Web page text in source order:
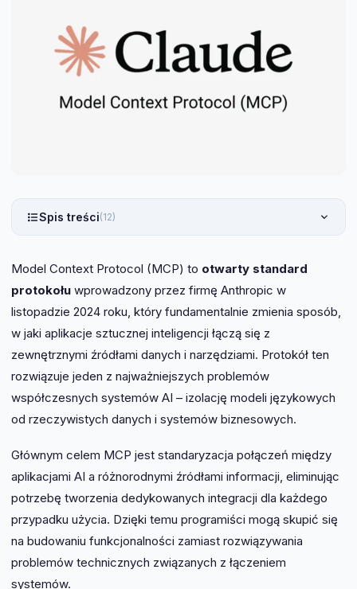
Spis treści(12)
Model Context Protocol (MCP) to otwarty standard
protokołu wprowadzony przez firmę Anthropic w
listopadzie 2024 roku, który fundamentalnie zmienia sposób,
w jaki aplikacje sztucznej inteligencji łączą się z
zewnętrznymi źródłami danych i narzędziami. Protokół ten
rozwiązuje jeden z najważniejszych problemów
współczesnych systemów AI – izolację modeli językowych
od rzeczywistych danych i systemów biznesowych.
Głównym celem MCP jest standaryzacja połączeń między
aplikacjami AI a różnorodnymi źródłami informacji, eliminując
potrzebę tworzenia dedykowanych integracji dla każdego
przypadku użycia. Dzięki temu programiści mogą skupić się
na budowaniu funkcjonalności zamiast rozwiązywania
problemów technicznych związanych z łączeniem
systemów.